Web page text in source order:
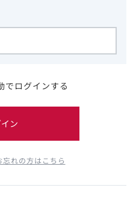
でログインする
ン
れの方はこちら